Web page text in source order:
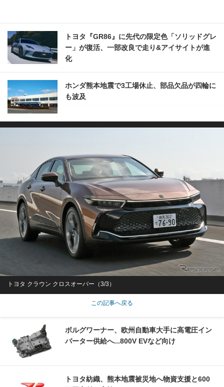
トヨタ『GR86』に先代の限定色「ソリッドグレ
ー」が復活、一部改良で走り&アイサイトが進
化
ホンダ熊本地震で3工場休止、部品欠品が四輪に
も波及
トヨタ クラウン クロスオーバー（3/3）
この記事へ戻る
ボルグワーナー、欧州自動車大手に高電圧イン
バーター供給へ...800V EVなど向け
トヨタ紡織、熊本地震被災地へ物資支援と600